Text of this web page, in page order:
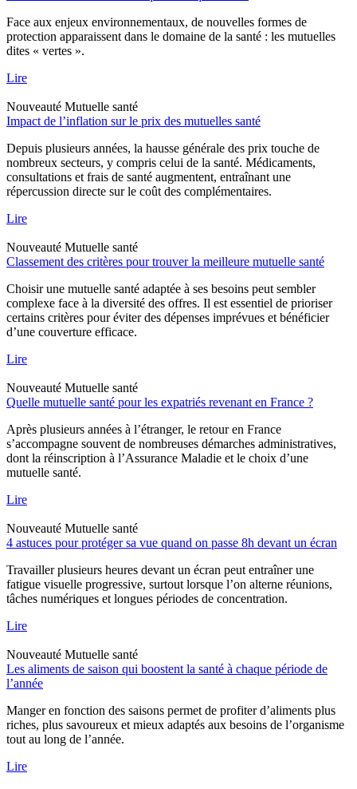
Face aux enjeux environnementaux, de nouvelles formes de
protection apparaissent dans le domaine de la santé : les mutuelles
dites « vertes ».
Lire
Nouveauté Mutuelle santé
Impact de l’inflation sur le prix des mutuelles santé
Depuis plusieurs années, la hausse générale des prix touche de
nombreux secteurs, y compris celui de la santé. Médicaments,
consultations et frais de santé augmentent, entraînant une
répercussion directe sur le coût des complémentaires.
Lire
Nouveauté Mutuelle santé
Classement des critères pour trouver la meilleure mutuelle santé
Choisir une mutuelle santé adaptée à ses besoins peut sembler
complexe face à la diversité des offres. Il est essentiel de prioriser
certains critères pour éviter des dépenses imprévues et bénéficier
d’une couverture efficace.
Lire
Nouveauté Mutuelle santé
Quelle mutuelle santé pour les expatriés revenant en France ?
Après plusieurs années à l’étranger, le retour en France
s’accompagne souvent de nombreuses démarches administratives,
dont la réinscription à l’Assurance Maladie et le choix d’une
mutuelle santé.
Lire
Nouveauté Mutuelle santé
4 astuces pour protéger sa vue quand on passe 8h devant un écran
Travailler plusieurs heures devant un écran peut entraîner une
fatigue visuelle progressive, surtout lorsque l’on alterne réunions,
tâches numériques et longues périodes de concentration.
Lire
Nouveauté Mutuelle santé
Les aliments de saison qui boostent la santé à chaque période de
l’année
Manger en fonction des saisons permet de profiter d’aliments plus
riches, plus savoureux et mieux adaptés aux besoins de l’organisme
tout au long de l’année.
Lire